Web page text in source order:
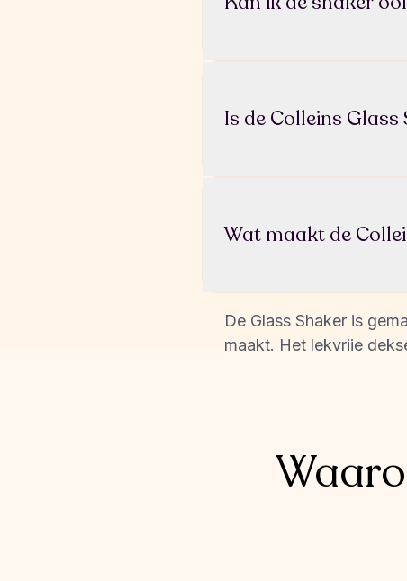
voor water, smoothies
Is de Colleins
overal mee naartoe te
Wat maakt de
De Glass Shaker is
maakt. Het lekvrije